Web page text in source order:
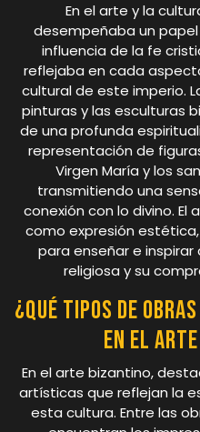
En el arte y la
desempeñaba un
influencia de la fe
reflejaba en cada
cultural de este imperio.
pinturas y las esculturas
de una profunda
representación de
Virgen María y los
transmitiendo una
conexión con lo divino. El
como expresión
para enseñar e
religiosa y su
¿Qué tipos de
en el
En el arte bizantino,
artísticas que reflejan la
esta cultura. Entre las